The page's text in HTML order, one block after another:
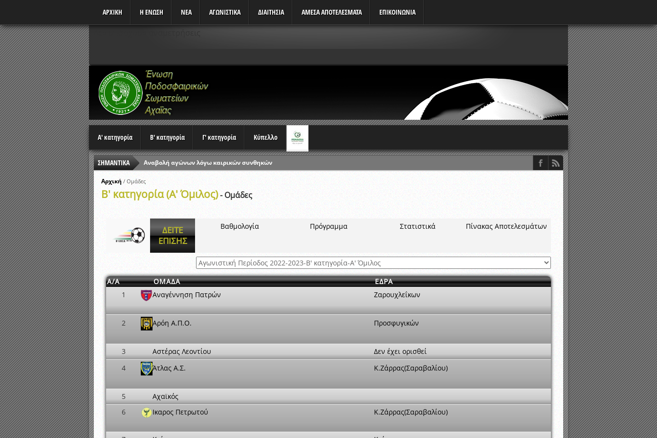
ΑΡΧΙΚΗ Η ΕΝΩΣΗ ΝΕΑ ΑΓΩΝΙΣΤΙΚΆ ΔΙΑΙΤΗΣΙΑ ΑΜΕΣΑ ΑΠΟΤΕΛΕΣΜΑΤΑ ΕΠΙΚΟΙΝΩΝΙΑ
Α' κατηγορία Β' κατηγορία Γ' κατηγορία Κύπελλο
ΣΗΜΑΝΤΙΚΑ
Αναβολή αγώνων λόγω καιρικών συνθηκών
Αποτελέσματα επαναληπτικών γραπτών εξετάσεων και αγωνιστικών δοκιμασιών διαιτητών και παρατηρητών ΕΠΣΑ
Αποτελέσματα γραπτών εξετάσεων Σεμιναρίου προεπιλογής Διαιτητών και Παρατηρητών ΕΠΣΑ αγωνιστικής περιόδου 2015-2016
Καταρτισμός ομάδων ανα όμιλο
Αρχική / Ομάδες
Β' κατηγορία (Α' Όμιλος)- Ομάδες
ΔΕΙΤΕ
ΕΠΙΣΗΣ
Βαθμολογία Πρόγραμμα Στατιστικά Πίνακας Αποτελεσμάτων
Α/Α ΟΜΑΔΑ
ΕΔΡΑ
1
Αναγέννηση Πατρών Ζαρουχλεΐκων
2 Αρόη Α.Π.Ο. Προσφυγικών
3 Αστέρας Λεοντίου
Δεν έχει ορισθεί
4
Άτλας Α.Σ. Κ.Ζάρρας(Σαραβαλίου)
5
Αχαϊκός
6
Ικαρος Πετρωτού Κ.Ζάρρας(Σαραβαλίου)